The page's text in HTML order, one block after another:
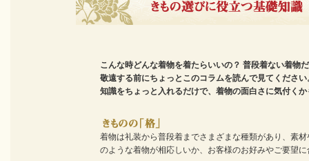
こんな時どんな着物を着たらいいの？ 普段着ない着物
敬遠する前にちょっとこのコラムを読んで見てください
知識をちょっと入れるだけで、着物の面白さに気付くか
着物は礼装から普段着までさまざまな種類があり、素
のような着物が相応しいか、お客様のお好みやご要望